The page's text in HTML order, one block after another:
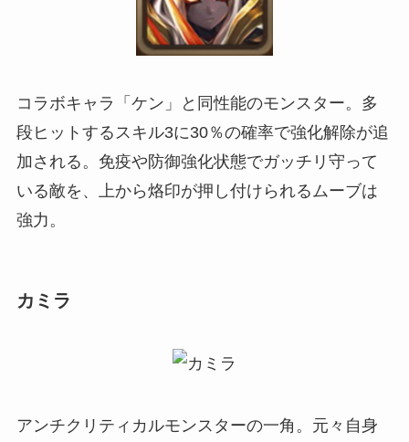
コラボキャラ「ケン」と同性能のモンスター。多
段ヒットするスキル3に30％の確率で強化解除が追
加される。免疫や防御強化状態でガッチリ守って
いる敵を、上から烙印が押し付けられるムーブは
強力。
カミラ
アンチクリティカルモンスターの一角。元々自身